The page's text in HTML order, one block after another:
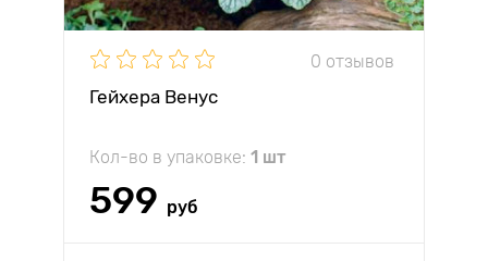
0 отзывов
Гейхера Венус
Кол-во в упаковке: 1 шт
599 руб